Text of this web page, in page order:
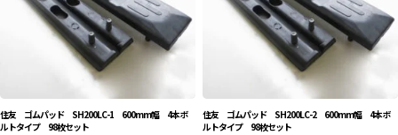
住友 ゴムパッド SH200LC-1 600mm幅 4本ボ
ルトタイプ 98枚セット
住友 ゴムパッド SH200LC-2 600mm幅 4本ボ
ルトタイプ 98枚セット